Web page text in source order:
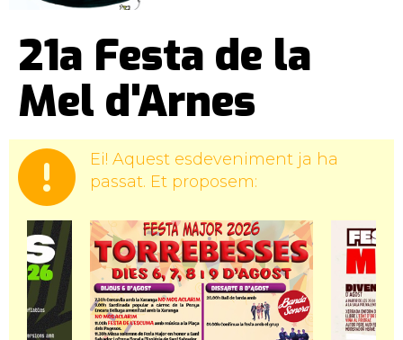
21a Festa de la
Mel d'Arnes
Ei! Aquest esdeveniment ja ha
passat. Et proposem: